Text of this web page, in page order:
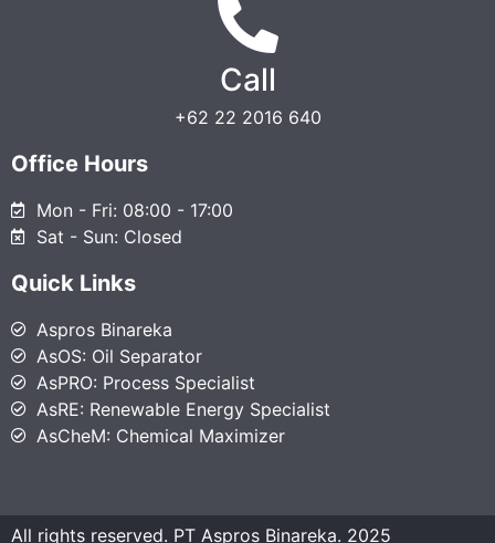
Call
+62 22 2016 640
Office Hours
Mon - Fri: 08:00 - 17:00
Sat - Sun: Closed
Quick Links
Aspros Binareka
AsOS: Oil Separator
AsPRO: Process Specialist
AsRE: Renewable Energy Specialist
AsCheM: Chemical Maximizer
All rights reserved. PT Aspros Binareka. 2025